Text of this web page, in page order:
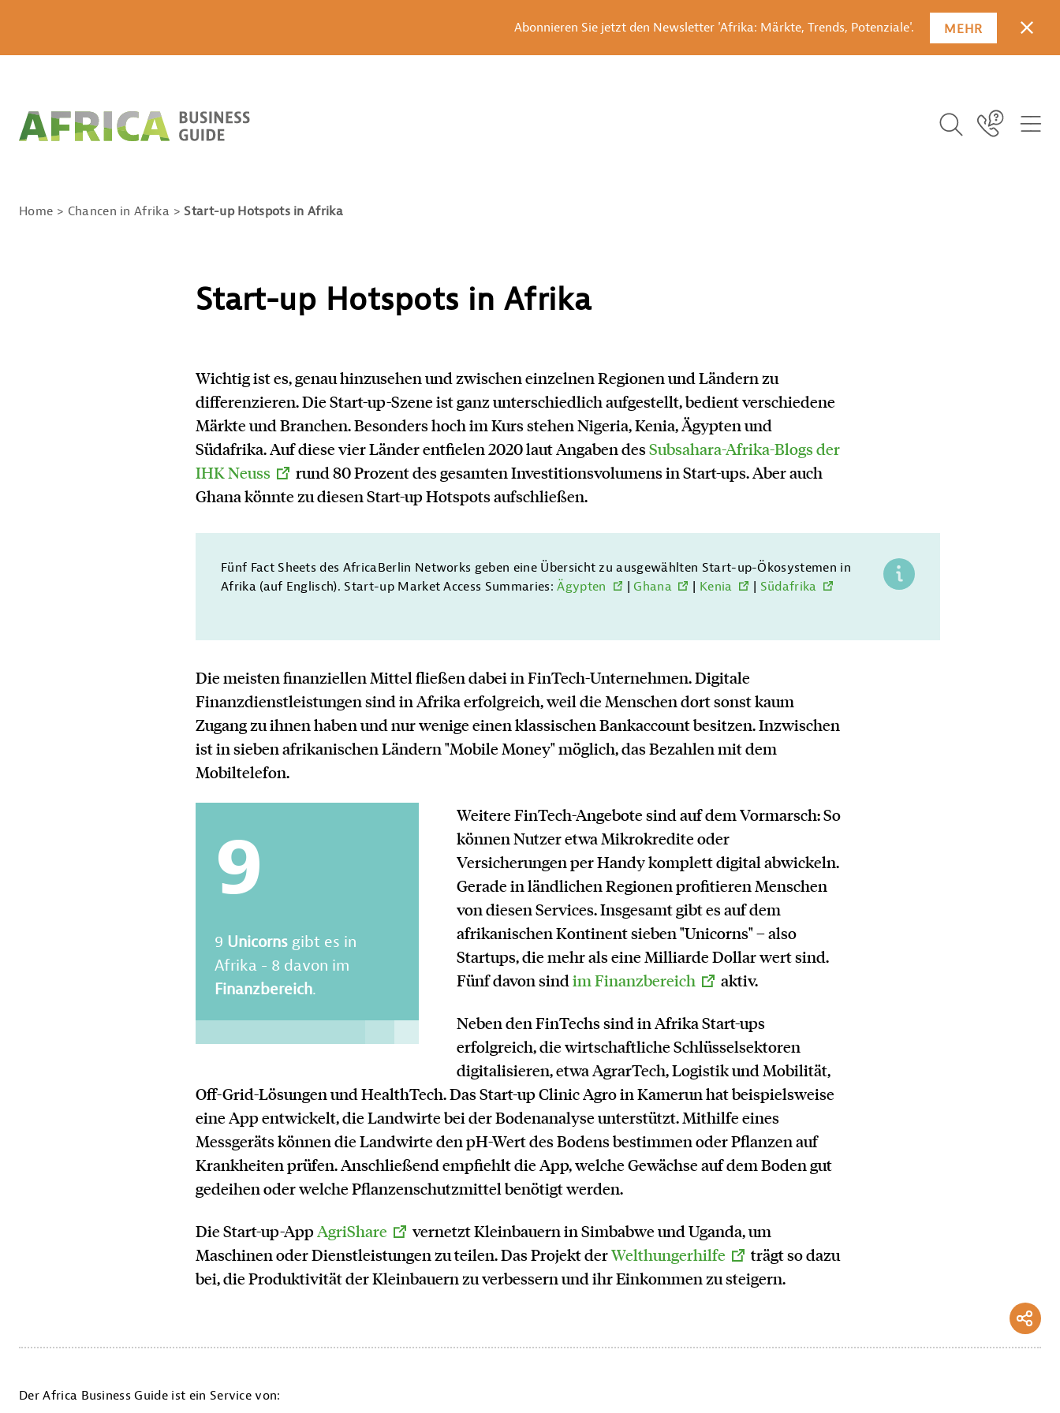
Abonnieren Sie jetzt den Newsletter 'Afrika: Märkte, Trends, Potenziale'. MEHR
ICON BUTTON
SUCHBEGRIFF
Icon Link
Home Chancen in Afrika Start-up Hotspots in Afrika
Start-up Hotspots in Afrika
Wichtig ist es, genau hinzusehen und zwischen einzelnen Regionen und Ländern zu
differenzieren. Die Start-up-Szene ist ganz unterschiedlich aufgestellt, bedient verschiedene
Märkte und Branchen. Besonders hoch im Kurs stehen Nigeria, Kenia, Ägypten und
Südafrika. Auf diese vier Länder entfielen 2020 laut Angaben desSubsahara-Afrika-Blogs der
IHK Neuss
rund 80 Prozent des gesamten Investitionsvolumens in Start-ups. Aber auch
Ghana könnte zu diesen Start-up Hotspots aufschließen.
Fünf Fact Sheets des AfricaBerlin Networks geben eine Übersicht zu ausgewählten Start-up-Ökosystemen in
Afrika (auf Englisch). Start-up Market Access Summaries:Ägypten |Ghana Kenia Südafrika
Die meisten finanziellen Mittel fließen dabei in FinTech-Unternehmen. Digitale
Finanzdienstleistungen sind in Afrika erfolgreich, weil die Menschen dort sonst kaum
Zugang zu ihnen haben und nur wenige einen klassischen Bankaccount besitzen. Inzwischen
ist in sieben afrikanischen Ländern "Mobile Money" möglich, das Bezahlen mit dem
Mobiltelefon.
9
9 Unicorns gibt es in
Afrika - 8 davon im
Finanzbereich.
Weitere FinTech-Angebote sind auf dem Vormarsch: So
können Nutzer etwa Mikrokredite oder
Versicherungen per Handy komplett digital abwickeln.
Gerade in ländlichen Regionen profitieren Menschen
von diesen Services. Insgesamt gibt es auf dem
afrikanischen Kontinent sieben "Unicorns" – also
Startups, die mehr als eine Milliarde Dollar wert sind.
Fünf davon sindim Finanzbereich aktiv.
Neben den FinTechs sind in Afrika Start-ups
erfolgreich, die wirtschaftliche Schlüsselsektoren
digitalisieren, etwa AgrarTech, Logistik und Mobilität,
Off-Grid-Lösungen und HealthTech. Das Start-up Clinic Agro in Kamerun hat beispielsweise
eine App entwickelt, die Landwirte bei der Bodenanalyse unterstützt. Mithilfe eines
Messgeräts können die Landwirte den pH-Wert des Bodens bestimmen oder Pflanzen auf
Krankheiten prüfen. Anschließend empfiehlt die App, welche Gewächse auf dem Boden gut
gedeihen oder welche Pflanzenschutzmittel benötigt werden.
Die Start-up-AppAgriShare
vernetzt Kleinbauern in Simbabwe und Uganda, um
Maschinen oder Dienstleistungen zu teilen. Das Projekt derWelthungerhilfe
trägt so dazu
bei, die Produktivität der Kleinbauern zu verbessern und ihr Einkommen zu steigern.
Der Africa Business Guide ist ein Service von: